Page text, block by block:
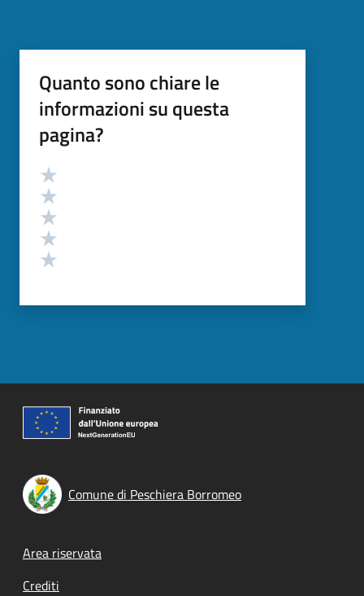
Quanto sono chiare le
informazioni su questa
pagina?
Valutazione
Comune di Peschiera Borromeo
Footer menu
Area riservata
Crediti